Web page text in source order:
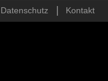
Datenschutz Kontakt